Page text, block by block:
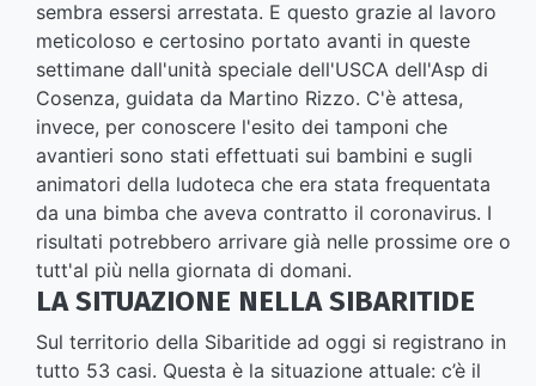
sembra essersi arrestata. E questo grazie al lavoro
meticoloso e certosino portato avanti in queste
settimane dall'unità speciale dell'USCA dell'Asp di
Cosenza, guidata da Martino Rizzo. C'è attesa,
invece, per conoscere l'esito dei tamponi che
avantieri sono stati effettuati sui bambini e sugli
animatori della ludoteca che era stata frequentata
da una bimba che aveva contratto il coronavirus. I
risultati potrebbero arrivare già nelle prossime ore o
tutt'al più nella giornata di domani.
LA SITUAZIONE NELLA SIBARITIDE
Sul territorio della Sibaritide ad oggi si registrano in
tutto 53 casi. Questa è la situazione attuale: c’è il